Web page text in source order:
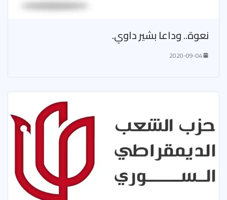
نعوة.. وداعا بشير داوي.
2020-09-04